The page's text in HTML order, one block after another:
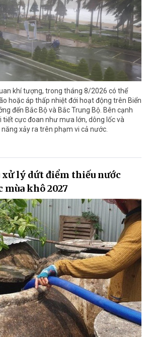
khí tượng, trong tháng 8/2026 có thể
hoặc áp thấp nhiệt đới hoạt động trên Biển
đến Bắc Bộ và Bắc Trung Bộ. Bên cạnh
tiết cực đoan như mưa lớn, dông lốc và
xảy ra trên phạm vi cả nước.
xử lý dứt điểm thiếu nước
khô 2027